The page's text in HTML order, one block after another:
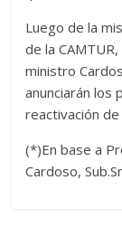
Luego de la
de la
ministro
anunciarán los
reactivación
(*)En base a
Cardoso,